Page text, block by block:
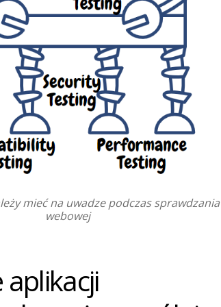
mieć na uwadze podczas
webowej